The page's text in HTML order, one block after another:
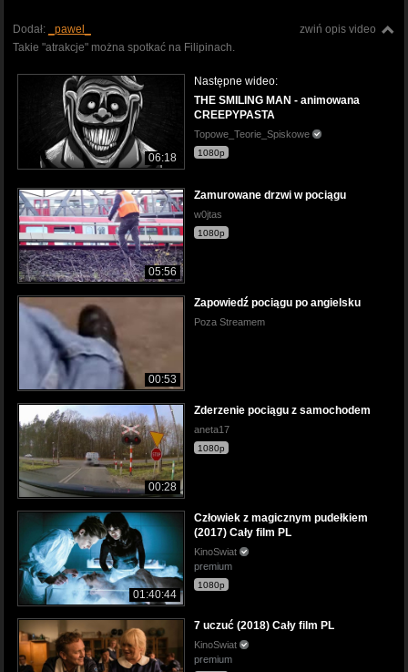
zwiń opis video
Dodał:
_pawel_
Takie "atrakcje" można spotkać na Filipinach.
06:18
Następne wideo:
THE SMILING MAN - animowana
CREEPYPASTA
Topowe_Teorie_Spiskowe
1080p
05:56
Zamurowane drzwi w pociągu
w0jtas
1080p
00:53
Zapowiedź pociągu po angielsku
Poza Streamem
00:28
Zderzenie pociągu z samochodem
aneta17
1080p
01:40:44
Człowiek z magicznym pudełkiem
(2017) Cały film PL
KinoSwiat
premium
1080p
7 uczuć (2018) Cały film PL
KinoSwiat
premium